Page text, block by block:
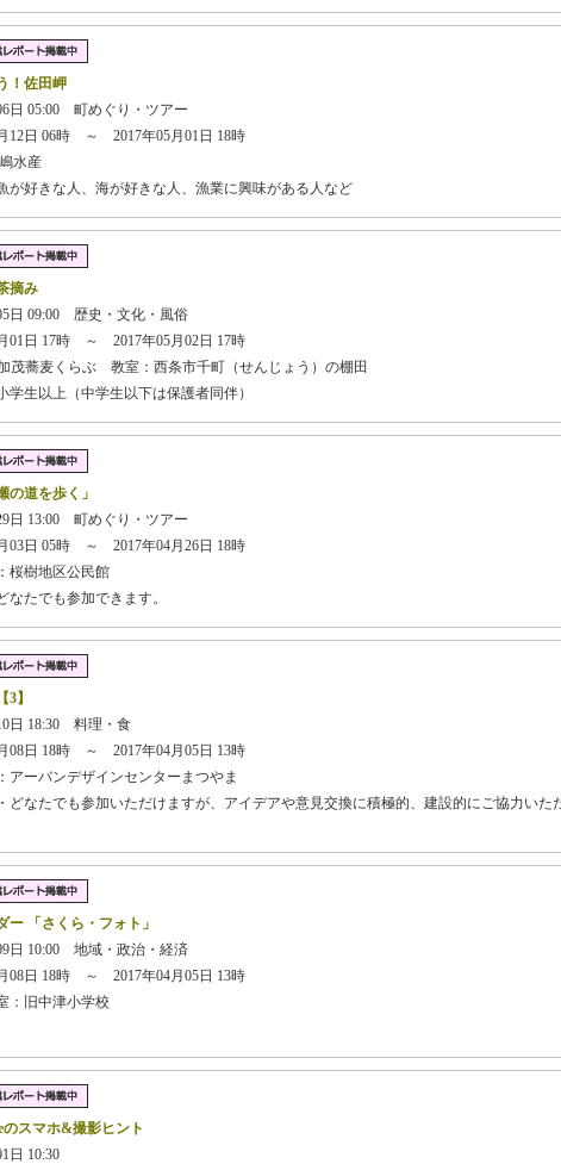
！佐田岬
日 05:00 町めぐり・ツアー
12日 06時 ～ 2017年05月01日 18時
水産
好きな人、海が好きな人、漁業に興味がある人など
摘み
日 09:00 歴史・文化・風俗
01日 17時 ～ 2017年05月02日 17時
茂蕎麦くらぶ 教室：西条市千町（せんじょう）の棚田
生以上（中学生以下は保護者同伴）
の道を歩く」
日 13:00 町めぐり・ツアー
03日 05時 ～ 2017年04月26日 18時
桜樹地区公民館
たでも参加できます。
】
日 18:30 料理・食
08日 18時 ～ 2017年04月05日 13時
ーバンデザインセンターまつやま
なたでも参加いただけますが、アイデアや意見交換に積極的、建設的にご協力いた
ー 「さくら・フォト」
日 10:00 地域・政治・経済
08日 18時 ～ 2017年04月05日 13時
：旧中津小学校
スマホ&撮影ヒント
日 10:30